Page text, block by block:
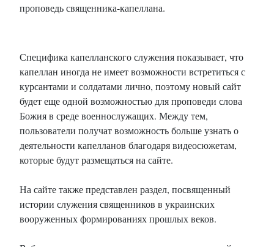
проповедь священника-капеллана.
Специфика капелланского служения показывает, что
капеллан иногда не имеет возможности встретиться с
курсантами и солдатами лично, поэтому новый сайт
будет еще одной возможностью для проповеди слова
Божия в среде военнослужащих. Между тем,
пользователи получат возможность больше узнать о
деятельности капелланов благодаря видеосюжетам,
которые будут размещаться на сайте.
На сайте также представлен раздел, посвященный
истории служения священников в украинских
вооруженных формированиях прошлых веков.